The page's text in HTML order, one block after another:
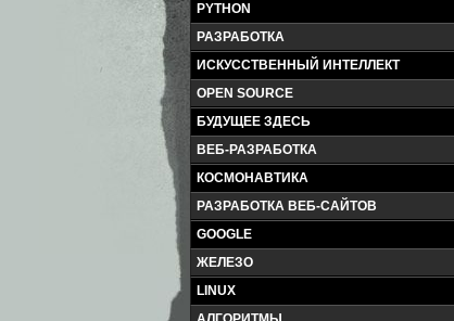
PYTHON
РАЗРАБОТКА
ИСКУССТВЕННЫЙ ИНТЕЛЛЕКТ
OPEN SOURCE
БУДУЩЕЕ ЗДЕСЬ
ВЕБ-РАЗРАБОТКА
КОСМОНАВТИКА
РАЗРАБОТКА ВЕБ-САЙТОВ
GOOGLE
ЖЕЛЕЗО
LINUX